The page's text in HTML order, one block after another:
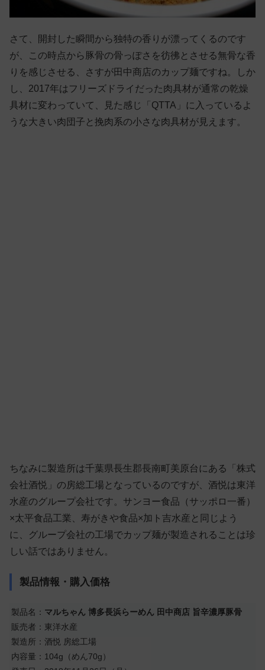
さて、開封した瞬間から独特の香りが漂ってくるのです
が、この時点から豚骨の骨っぽさを彷彿とさせる無骨な香
りを感じさせる、さすが田中商店のカップ麺ですね。しか
し、2017年はフリーズドライだった肉具材が通常の乾燥
具材に変わっていて、見た感じ「QTTA」に入っているよ
うな大きい肉団子と挽肉系の小さな肉具材が見えます。
ちなみに製造所は千葉県長生郡長南町美原台にある「株式
会社酒悦」の房総工場となっているのですが、酒悦は東洋
水産のグループ会社です。サンヨー食品（サッポロ一番）
×太平食品工業、寿がきや食品×加ト吉水産と同じよう
に、グループ会社の工場でカップ麺が製造されることは珍
しい話ではありません。
製品情報・購入価格
製品名： マルちゃん 博多長浜らーめん 田中商店 旨辛濃厚豚骨
販売者：東洋水産
製造所：酒悦 房総工場
内容量：104g（めん70g）